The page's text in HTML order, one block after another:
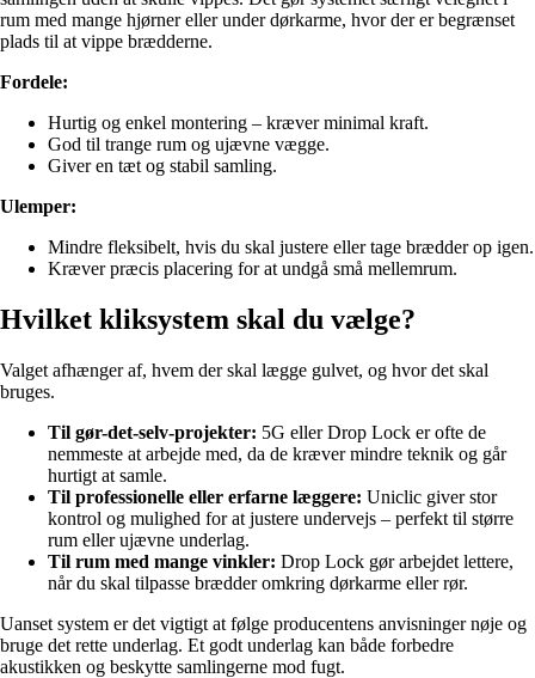
rum med mange hjørner eller under dørkarme, hvor der er begrænset
plads til at vippe brædderne.
Fordele:
Hurtig og enkel montering – kræver minimal kraft.
God til trange rum og ujævne vægge.
Giver en tæt og stabil samling.
Ulemper:
Mindre fleksibelt, hvis du skal justere eller tage brædder op igen.
Kræver præcis placering for at undgå små mellemrum.
Hvilket kliksystem skal du vælge?
Valget afhænger af, hvem der skal lægge gulvet, og hvor det skal
bruges.
Til gør-det-selv-projekter: 5G eller Drop Lock er ofte de
nemmeste at arbejde med, da de kræver mindre teknik og går
hurtigt at samle.
Til professionelle eller erfarne læggere: Uniclic giver stor
kontrol og mulighed for at justere undervejs – perfekt til større
rum eller ujævne underlag.
Til rum med mange vinkler: Drop Lock gør arbejdet lettere,
når du skal tilpasse brædder omkring dørkarme eller rør.
Uanset system er det vigtigt at følge producentens anvisninger nøje og
bruge det rette underlag. Et godt underlag kan både forbedre
akustikken og beskytte samlingerne mod fugt.